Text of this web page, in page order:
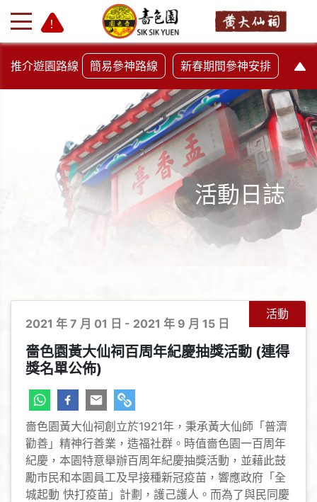
+
推介遊園路線 簡易參神路線 新春期間參神安排
活動日誌
活動
2021 年 7 月 01 日 - 2021 年 9 月 15 日
嗇色園黃大仙祠百周年紀慶抽獎活動 (連得
獎名單公佈)
嗇色園黃大仙祠創立於1921年，秉承黃大仙師「普濟
勸善」精神行善業，造福社群。時值嗇色園一百周年
紀慶，本園特意舉辦百周年紀慶抽獎活動，並藉此鼓
勵市民和本園員工及早接種新冠疫苗，響應政府「全
城起動 快打疫苗」計劃，護己護人。而為了與民同慶